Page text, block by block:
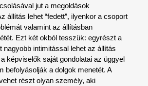
jut a megoldások
állítás lehet “fedett”, ilyenkor a csoport
valamint az állításban
Ezt két okból tesszük: egyrészt a
nagyobb intimitással lehet az állítás
képviselők saját gondolatai az üggyel
befolyásolják a dolgok menetét. A
részt olyan személy, aki